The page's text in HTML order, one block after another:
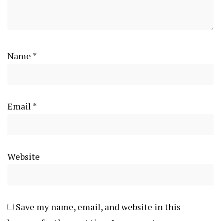
Name *
Email *
Website
Save my name, email, and website in this